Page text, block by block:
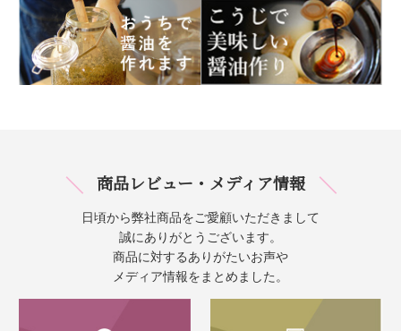
商品レビュー・メディア情報
日頃から弊社商品をご愛顧いただきまして
誠にありがとうございます。
商品に対するありがたいお声や
メディア情報をまとめました。